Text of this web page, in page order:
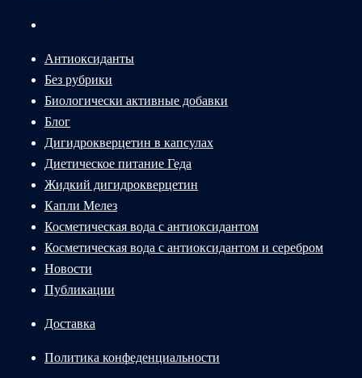
Антиоксиданты
Без рубрики
Биологически активные добавки
Блог
Дигидрокверцетин в капсулах
Диетическое питание Геда
Жидкий дигидрокверцетин
Капли Мелез
Косметическая вода с антиоксидантом
Косметическая вода с антиоксидантом и серебром
Новости
Публикации
Доставка
Политика конфеденциальности